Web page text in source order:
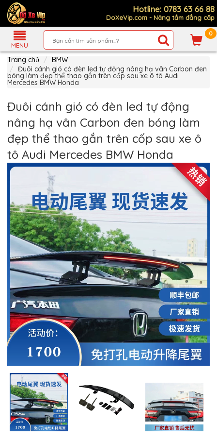
Hotline: 0783 63 66 88
DoXeVip.com - Nâng tầm đẳng cấp
MENU
0
Giới
Thiệu
Sản
Phẩm
Hướng
Mua
Hàng
Chính
Sách
Thanh
Toán
Tin
hệ
MUA
NHIỀU
NHẤT
KIA
TOYOTA
HONDA
MAZDA
SUBARU
CHEVROLET
NISSAN
VOLKSWAGEN
MERCEDES
HYUNDAI
FORD
Trang chủ
BMW
Đuôi cánh gió có đèn led tự động nâng hạ vân Carbon đen
bóng làm đẹp thể thao gắn trên cốp sau xe ô tô Audi
Mercedes BMW Honda
Đuôi cánh gió có đèn led tự động
nâng hạ vân Carbon đen bóng làm
đẹp thể thao gắn trên cốp sau xe ô
tô Audi Mercedes BMW Honda